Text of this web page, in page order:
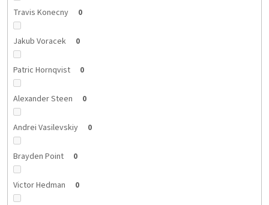
Travis Konecny 0
Jakub Voracek 0
Patric Hornqvist 0
Alexander Steen 0
Andrei Vasilevskiy 0
Brayden Point 0
Victor Hedman 0